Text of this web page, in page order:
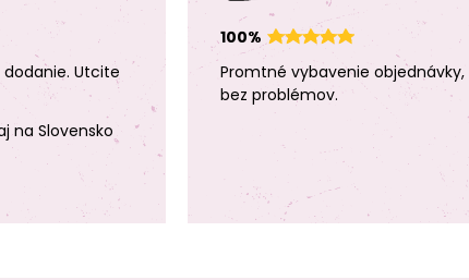
Utcite
na Slovensko
100%
Promtné vybavenie objednávky,
bez problémov.